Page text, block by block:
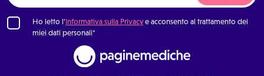
Ho letto l'Informativa sulla Privacye acconsento al trattamento dei
miei dati personali*